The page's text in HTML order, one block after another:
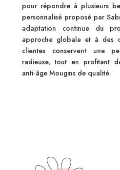
pour répondre à plusieurs
personnalisé proposé par
adaptation continue du
approche globale et à des
clientes conservent une
radieuse, tout en profitant
anti‑âge Mougins de qualité.